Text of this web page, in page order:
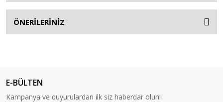
ÖNERİLERİNİZ
E-BÜLTEN
Kampanya ve duyurulardan ilk siz haberdar olun!